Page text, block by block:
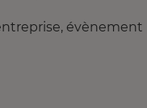
évènement